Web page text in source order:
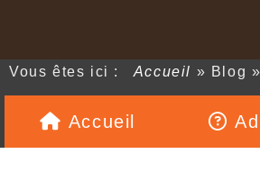
Vous êtes ici : Accueil » Blog »
Accueil